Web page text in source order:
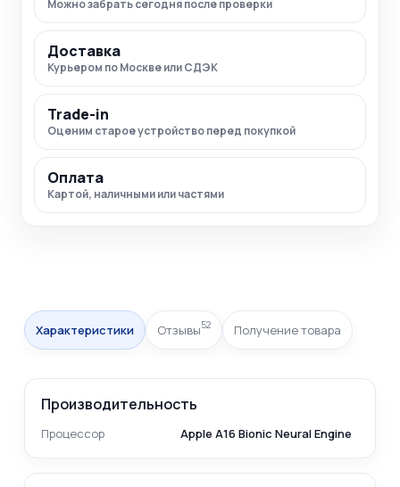
Можно забрать сегодня после проверки
Доставка
Курьером по Москве или СДЭК
Trade-in
Оценим старое устройство перед покупкой
Оплата
Картой, наличными или частями
Характеристики Отзывы52 Получение товара
Производительность
Процессор Apple A16 Bionic Neural Engine